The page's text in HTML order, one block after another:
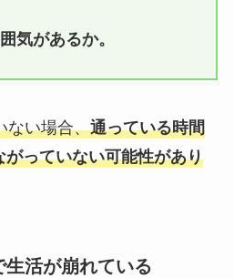
気があるか。
ない場合、通っている時間
っていない可能性があり
活が崩れている